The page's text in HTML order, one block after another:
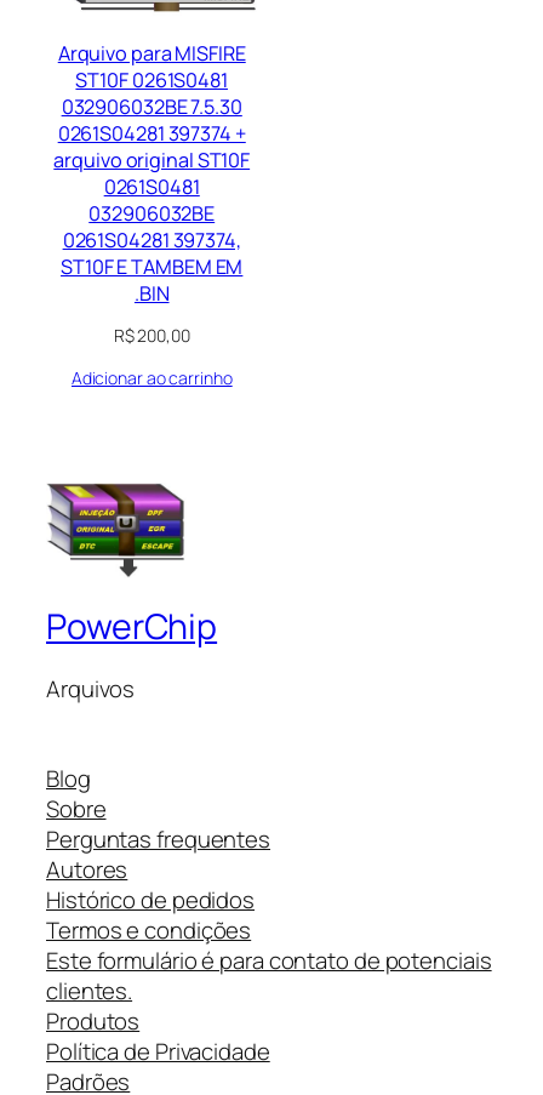
Arquivo para MISFIRE
ST10F 0261S0481
032906032BE 7.5.30
0261S04281 397374 +
arquivo original ST10F
0261S0481
032906032BE
0261S04281 397374,
ST10F E TAMBEM EM
.BIN
R$200,00
Adicionar ao carrinho
PowerChip
Arquivos
Blog
Sobre
Perguntas frequentes
Autores
Histórico de pedidos
Termos e condições
Este formulário é para contato de potenciais
clientes.
Produtos
Política de Privacidade
Padrões